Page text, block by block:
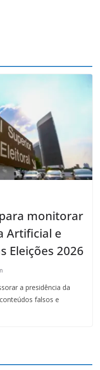
monitorar
Artificial e
Eleições 2026
a presidência da
falsos e